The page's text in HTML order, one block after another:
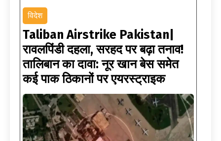
विदेश
Taliban Airstrike Pakistan|
रावलपिंडी दहला, सरहद पर बढ़ा तनाव!
तालिबान का दावा: नूर खान बेस समेत
कई पाक ठिकानों पर एयरस्ट्राइक